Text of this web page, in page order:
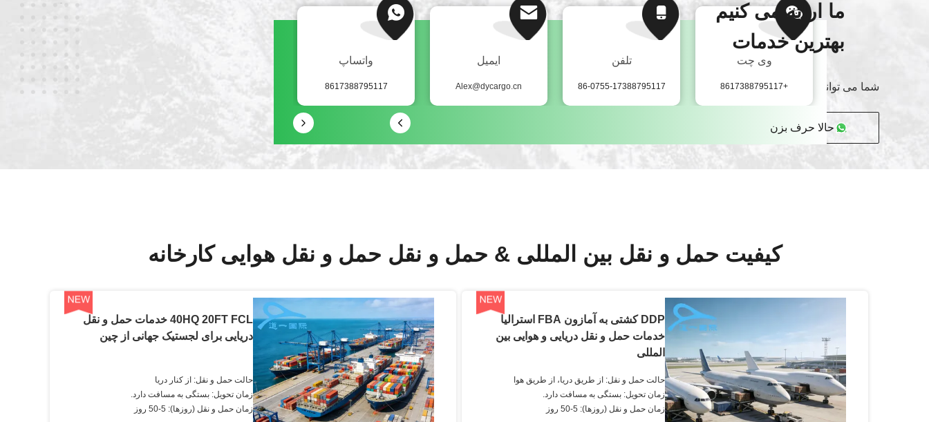
ما ارائه می کنیم
بهترین خدمات
حالا حرف بزن
وی چت
+8617388795117
تلفن
86-0755-17388795117
ایمیل
Alex@dycargo.cn
واتساپ
8617388795117
کیفیت حمل و نقل بین المللی & حمل و نقل حمل و نقل هوایی کارخانه
DDP کشتی به آمازون FBA استرالیا
خدمات حمل و نقل دریایی و هوایی بین
المللی
حالت حمل و نقل: از طریق دریا، از طریق هوا
زمان تحویل: بستگی به مسافت دارد.
زمان حمل و نقل (روزها): 5-50 روز
40HQ 20FT FCL خدمات حمل و نقل
دریایی برای لجستیک جهانی از چین
حالت حمل و نقل: از کنار دریا
زمان تحویل: بستگی به مسافت دارد.
زمان حمل و نقل (روزها): 5-50 روز